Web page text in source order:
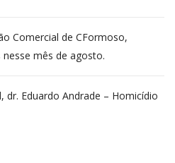
Comercial de CFormoso,
nesse mês de agosto.
dr. Eduardo Andrade – Homicídio